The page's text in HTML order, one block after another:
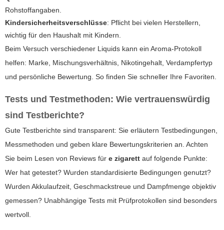
Rohstoffangaben.
Kindersicherheitsverschlüsse: Pflicht bei vielen Herstellern,
wichtig für den Haushalt mit Kindern.
Beim Versuch verschiedener Liquids kann ein Aroma-Protokoll
helfen: Marke, Mischungsverhältnis, Nikotingehalt, Verdampfertyp
und persönliche Bewertung. So finden Sie schneller Ihre Favoriten.
Tests und Testmethoden: Wie vertrauenswürdig
sind Testberichte?
Gute Testberichte sind transparent: Sie erläutern Testbedingungen,
Messmethoden und geben klare Bewertungskriterien an. Achten
Sie beim Lesen von Reviews für e zigarett auf folgende Punkte:
Wer hat getestet? Wurden standardisierte Bedingungen genutzt?
Wurden Akkulaufzeit, Geschmackstreue und Dampfmenge objektiv
gemessen? Unabhängige Tests mit Prüfprotokollen sind besonders
wertvoll.